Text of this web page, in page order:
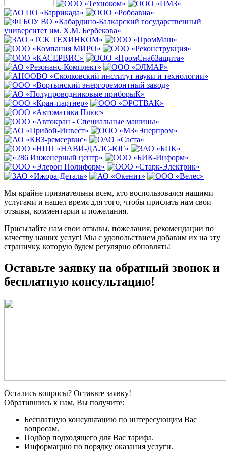
Мы крайне признательны всем, кто воспользовался нашими
услугами и нашел время для того, чтобы прислать нам свои
отзывы, комментарии и пожелания.
Присылайте нам свои отзывы, пожелания, рекомендации по
качеству наших услуг! Мы с удовольствием добавим их на эту
страничку, которую будем регулярно обновлять!
Оставьте заявку на обратный звонок и
бесплатную консультацию!
Остались вопросы? Оставьте заявку!
Обратившись к нам, Вы получите:
Бесплатную консультацию по интересующим Вас
вопросам.
Подбор подходящего для Вас тарифа.
Информацию по порядку оказания услуги.